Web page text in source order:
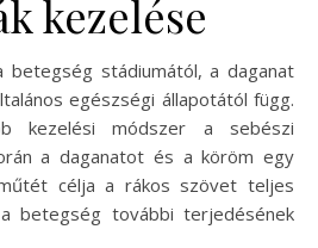
kezelése
betegség stádiumától, a daganat
egészségi állapotától függ.
kezelési módszer a sebészi
a daganatot és a köröm egy
célja a rákos szövet teljes
betegség további terjedésének